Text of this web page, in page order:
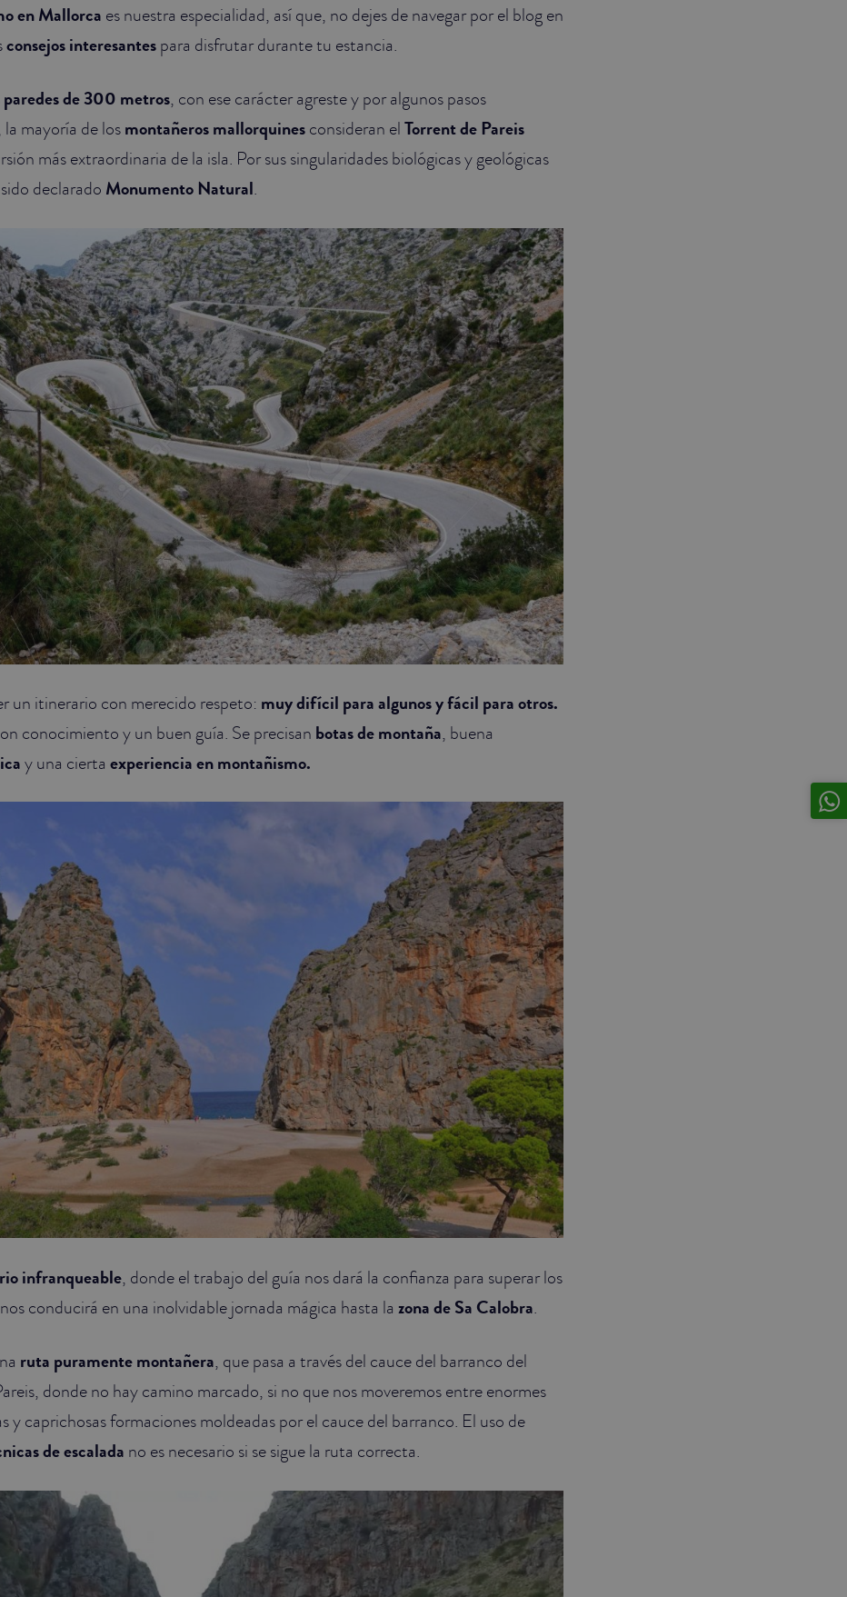
en Mallorca es nuestra especialidad, así que, no dejes de navegar por el blog en
consejos interesantespara disfrutar durante tu estancia.
paredes de 300 metros, con ese carácter agreste y por algunos pasos
mayoría de losmontañeros mallorquinesconsideran elTorrent de Pareis
más extraordinaria de la isla. Por sus singularidades biológicas y geológicas
declarado Monumento Natural.
un itinerario con merecido respeto: muy difícil para algunos y fácil para otros.
conocimiento y un buen guía. Se precisan botas de montaña, buena
y una cierta experiencia en montañismo.
infranqueable, donde el trabajo del guía nos dará la confianza para superar los
conducirá en una inolvidable jornada mágica hasta la zona de Sa Calobra.
ruta puramente montañera, que pasa a través del cauce del barranco del
donde no hay camino marcado, si no que nos moveremos entre enormes
y caprichosas formaciones moldeadas por el cauce del barranco. El uso de
de escalada no es necesario si se sigue la ruta correcta.